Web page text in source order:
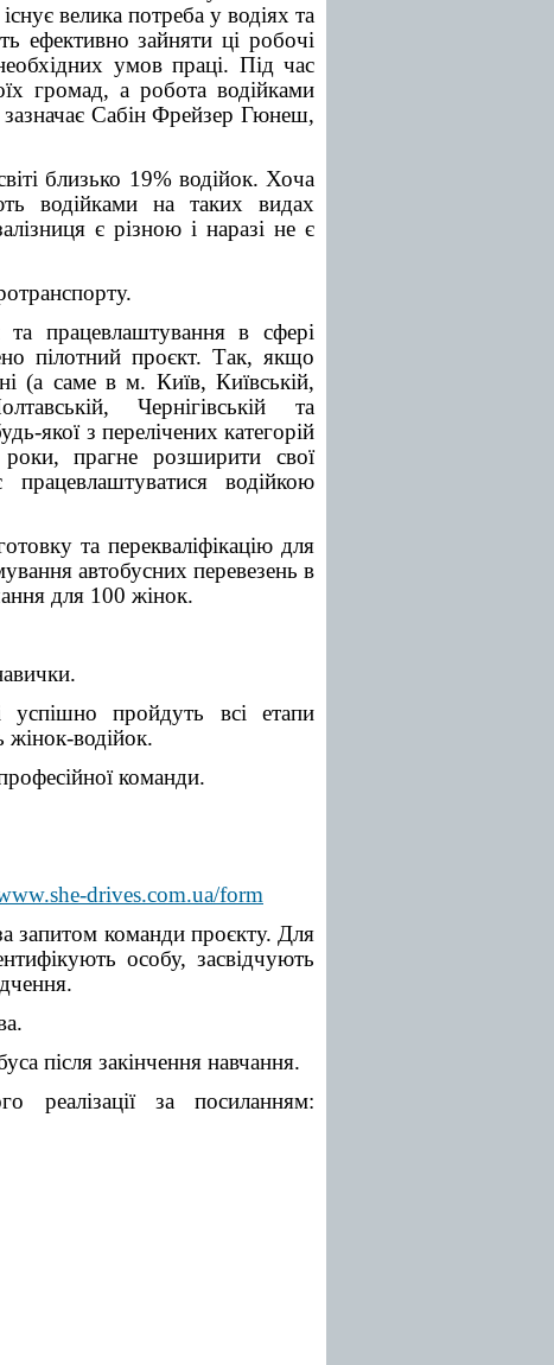
велика потреба у водіях та
ефективно зайняти ці робочі
умов праці. Під час
громад, а робота водійками
Cабін Фрейзер Гюнеш,
близько 19% водійок. Хоча
водійками на таких видах
є різною і наразі не є
працевлаштування в сфері
пілотний проєкт. Так, якщо
(а саме в м. Київ, Київській,
Чернігівській та
якої з перелічених категорій
прагне розширити свої
водійкою
та перекваліфікацію для
автобусних перевезень в
для 100 жінок.
успішно пройдуть всі етапи
жінок-водійок.
команди.
drives.com.ua/form
запитом команди проєкту. Для
особу, засвідчують
після закінчення навчання.
за посиланням: